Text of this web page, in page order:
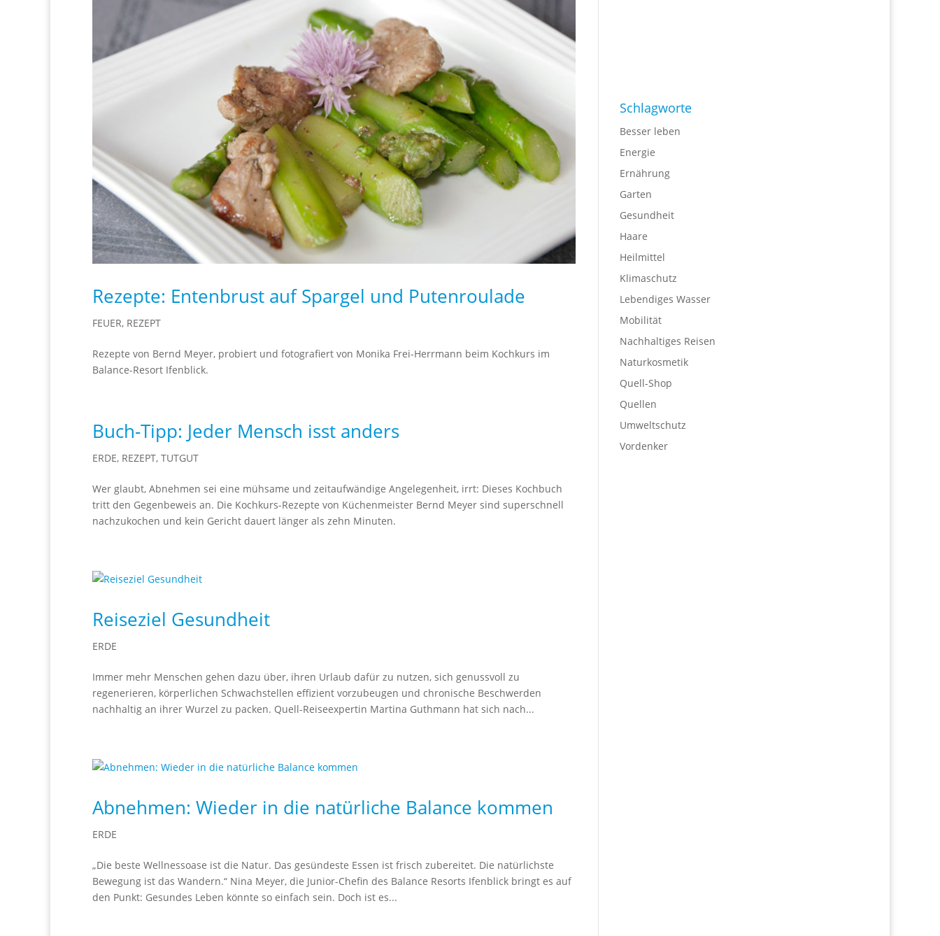
Rezepte: Entenbrust auf Spargel und Putenroulade
FEUER, REZEPT
Rezepte von Bernd Meyer, probiert und fotografiert von Monika Frei-Herrmann beim Kochkurs im
Balance-Resort Ifenblick.
Buch-Tipp: Jeder Mensch isst anders
ERDE, REZEPT, TUTGUT
Wer glaubt, Abnehmen sei eine mühsame und zeitaufwändige Angelegenheit, irrt: Dieses Kochbuch
tritt den Gegenbeweis an. Die Kochkurs-Rezepte von Küchenmeister Bernd Meyer sind superschnell
nachzukochen und kein Gericht dauert länger als zehn Minuten.
Reiseziel Gesundheit
ERDE
Immer mehr Menschen gehen dazu über, ihren Urlaub dafür zu nutzen, sich genussvoll zu
regenerieren, körperlichen Schwachstellen effizient vorzubeugen und chronische Beschwerden
nachhaltig an ihrer Wurzel zu packen. Quell-Reiseexpertin Martina Guthmann hat sich nach...
Abnehmen: Wieder in die natürliche Balance kommen
ERDE
„Die beste Wellnessoase ist die Natur. Das gesündeste Essen ist frisch zubereitet. Die natürlichste
Bewegung ist das Wandern.“ Nina Meyer, die Junior-Chefin des Balance Resorts Ifenblick bringt es auf
den Punkt: Gesundes Leben könnte so einfach sein. Doch ist es...
Schlagworte
Besser leben
Energie
Ernährung
Garten
Gesundheit
Haare
Heilmittel
Klimaschutz
Lebendiges Wasser
Mobilität
Nachhaltiges Reisen
Naturkosmetik
Quell-Shop
Quellen
Umweltschutz
Vordenker